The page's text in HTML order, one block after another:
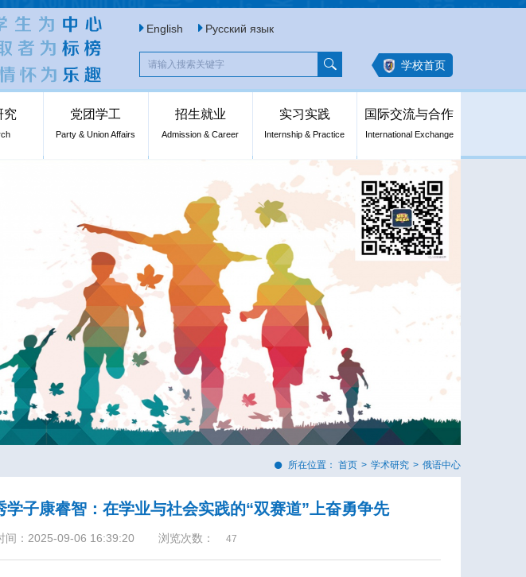
English Русский язык
学校首页
究 党团学工
Party & Union Affairs
招生就业
Admission & Career
实习实践
Internship & Practice
国际交流与合作
International Exchange
所在位置： 首页 > 学术研究 > 俄语中心
学子康睿智：在学业与社会实践的“双赛道”上奋勇争先
间：2025-09-06 16:39:20 浏览次数： 47